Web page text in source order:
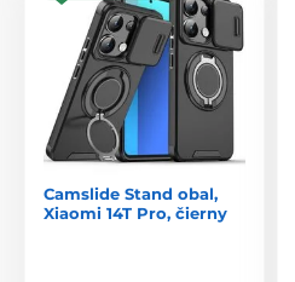
Camslide Stand obal,
Xiaomi 14T Pro, čierny